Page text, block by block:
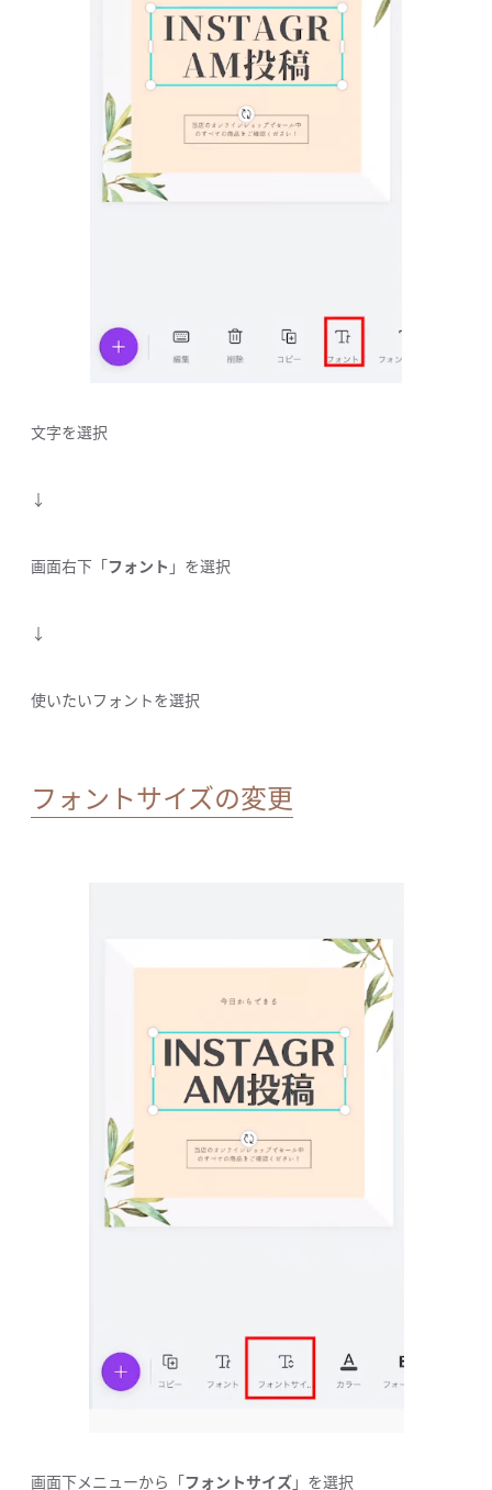
文字を選択
↓
画面右下「フォント 」を選択
↓
使いたいフォントを選択
フォントサイズの変更
画面下メニューから「フォントサイズ 」を選択